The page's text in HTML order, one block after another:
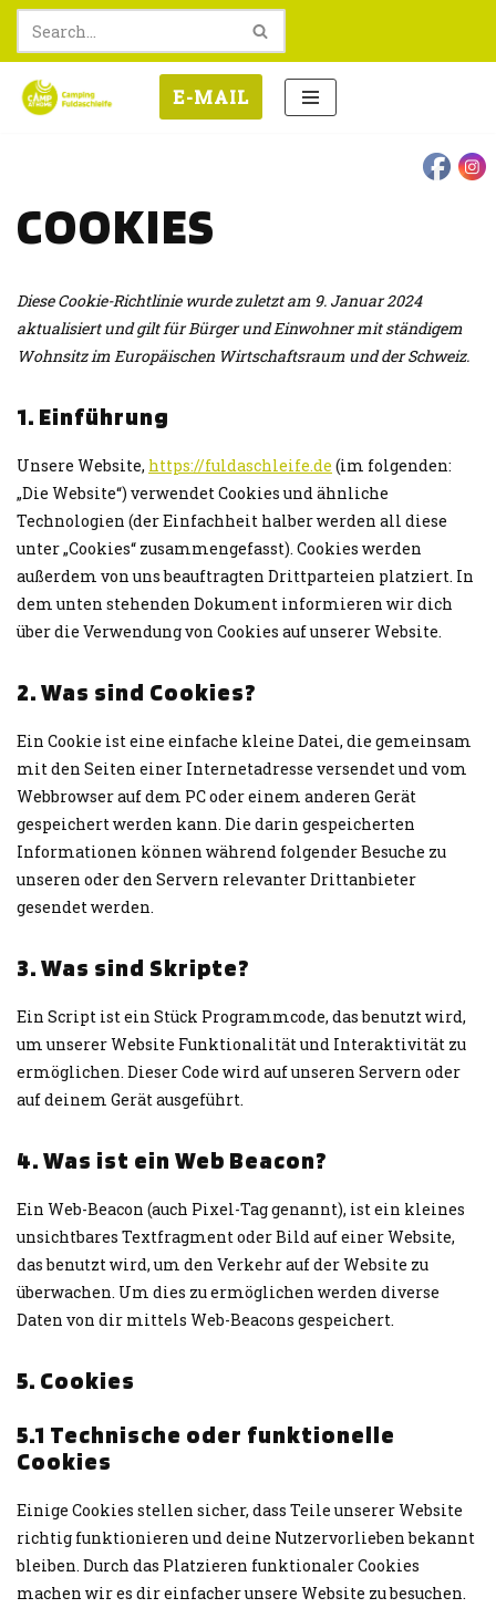
Zum
Inhalt
springen
E-MAIL
COOKIES
Diese Cookie-Richtlinie wurde zuletzt am 9. Januar 2024
aktualisiert und gilt für Bürger und Einwohner mit ständigem
Wohnsitz im Europäischen Wirtschaftsraum und der Schweiz.
1. Einführung
Unsere Website, https://fuldaschleife.de (im folgenden:
„Die Website“) verwendet Cookies und ähnliche
Technologien (der Einfachheit halber werden all diese
unter „Cookies“ zusammengefasst). Cookies werden
außerdem von uns beauftragten Drittparteien platziert. In
dem unten stehenden Dokument informieren wir dich
über die Verwendung von Cookies auf unserer Website.
2. Was sind Cookies?
Ein Cookie ist eine einfache kleine Datei, die gemeinsam
mit den Seiten einer Internetadresse versendet und vom
Webbrowser auf dem PC oder einem anderen Gerät
gespeichert werden kann. Die darin gespeicherten
Informationen können während folgender Besuche zu
unseren oder den Servern relevanter Drittanbieter
gesendet werden.
3. Was sind Skripte?
Ein Script ist ein Stück Programmcode, das benutzt wird,
um unserer Website Funktionalität und Interaktivität zu
ermöglichen. Dieser Code wird auf unseren Servern oder
auf deinem Gerät ausgeführt.
4. Was ist ein Web Beacon?
Ein Web-Beacon (auch Pixel-Tag genannt), ist ein kleines
unsichtbares Textfragment oder Bild auf einer Website,
das benutzt wird, um den Verkehr auf der Website zu
überwachen. Um dies zu ermöglichen werden diverse
Daten von dir mittels Web-Beacons gespeichert.
5. Cookies
5.1 Technische oder funktionelle
Cookies
Einige Cookies stellen sicher, dass Teile unserer Website
richtig funktionieren und deine Nutzervorlieben bekannt
bleiben. Durch das Platzieren funktionaler Cookies
machen wir es dir einfacher unsere Website zu besuchen.